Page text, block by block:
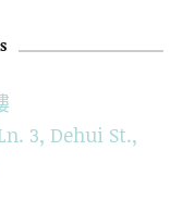
3, Dehui St.,